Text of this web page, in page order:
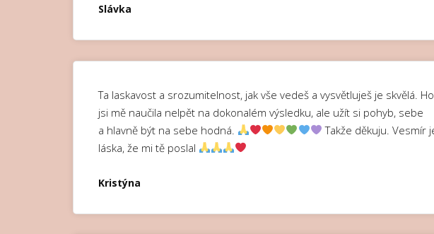
Slávka
Ta laskavost a srozumitelnost, jak vše vedeš a vysvětluješ je skvělá.
jsi mě naučila nelpět na dokonalém výsledku, ale užít si pohyb, sebe
a hlavně být na sebe hodná.
Takže děkuju. Vesmír
láska, že mi tě poslal
Kristýna